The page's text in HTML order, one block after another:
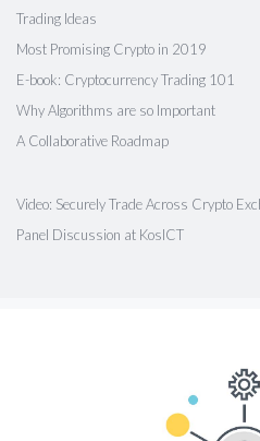
Trading Ideas
Most Promising Crypto in 2019
E-book: Cryptocurrency Trading 101
Why Algorithms are so Important
A Collaborative Roadmap
Video: Securely Trade Across Crypto
Panel Discussion at KosICT